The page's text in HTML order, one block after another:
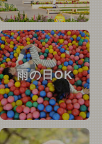
雨の日OK